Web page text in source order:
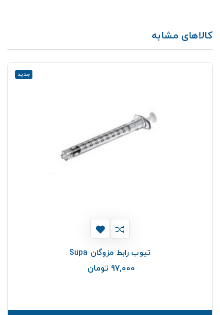
کالاهای مشابه
جدید
تیوب رابط مزوگان Supa
97,000 تومان